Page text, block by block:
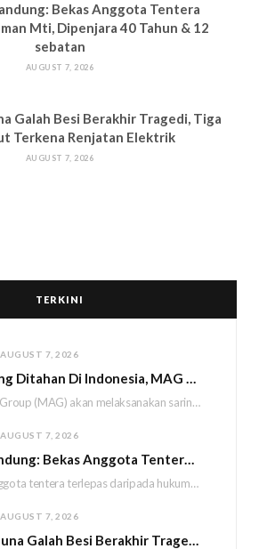
Bekas Anggota Tentera
Mti, Dipenjara 40 Tahun & 12
sebatan
AUGUST 7, 2026
Galah Besi Berakhir Tragedi, Tiga
Terkena Renjatan Elektrik
AUGUST 7, 2026
TERKINI
AUGUST 7, 2026
Kes Juruterbang Ditahan Di Indonesia, MAG Wajibkan Saringan Dadah 1,260 Juruterbang Malaysia Airlines
Malaysia Aviation Group (MAG) akan melaksanakan saringan dadah mandatori terhadap semua juruterbang Malaysia Airlines sebagai…
AUGUST 7, 2026
Bekas Anggota Tentera Terlepas Hukuman M
Seorang bekas anggota tentera terlepas daripada hukuman gantung selepas Mahkamah Persekutuan memutuskan untuk menggantikan hukuman…
AUGUST 7, 2026
Jolok Kelapa Guna Galah Besi Berakhir Tragedi, Tiga Polis Maut Terkena Renjatan Elektrik